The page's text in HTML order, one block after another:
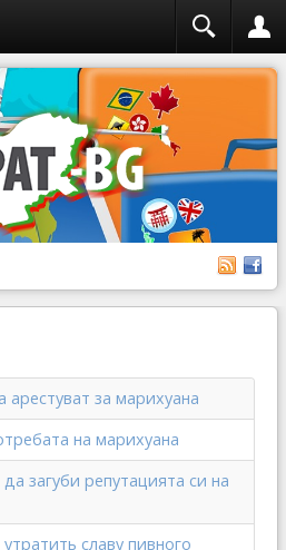
за марихуана
на марихуана
загуби репутацията си на
славу пивного